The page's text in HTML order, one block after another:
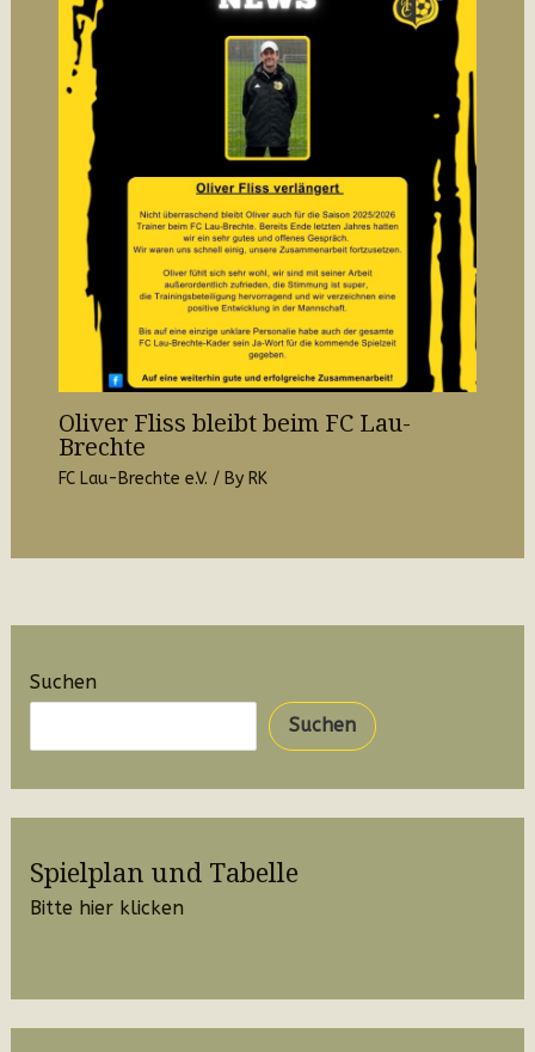
Suchen
Suchen
Spielplan und Tabelle
Bitte hier klicken
Oliver Fliss bleibt beim FC Lau-
Brechte
FC Lau-Brechte e.V. / By RK